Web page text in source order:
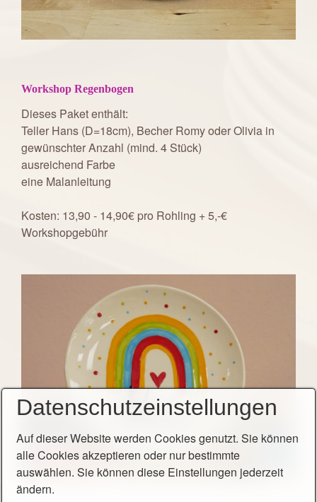
Workshop Regenbogen
Dieses Paket enthält:
Teller Hans (D=18cm), Becher Romy oder Olivia in
gewünschter Anzahl (mind. 4 Stück)
ausreichend Farbe
eine Malanleitung
Kosten: 13,90 - 14,90€ pro Rohling + 5,-€
Workshopgebühr
Datenschutzeinstellungen
Auf dieser Website werden Cookies genutzt. Sie können
alle Cookies akzeptieren oder nur bestimmte
auswählen. Sie können diese Einstellungen jederzeit
ändern.